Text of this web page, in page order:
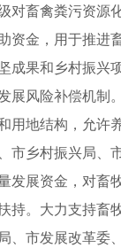
对畜禽粪污资
资金，用于推
成果和乡村振
展风险补偿机
用地结构，允
市乡村振兴局
发展资金，对
持。大力支持
、市发展改革